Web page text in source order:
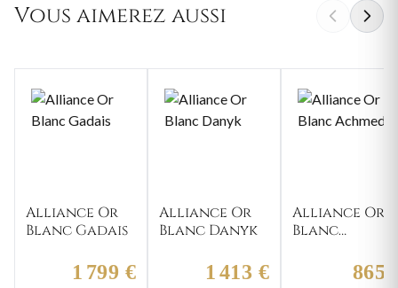
Vous aimerez aussi
Alliance Or
Blanc Gadais
1 799 €
Alliance Or
Blanc Danyk
1 413 €
Alliance Or
Blanc
865